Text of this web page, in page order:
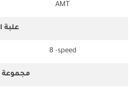
AMT
علبة
8 -speed
مجموعة